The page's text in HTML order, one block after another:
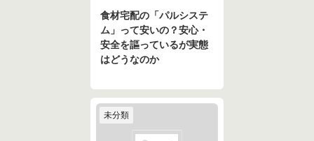
食材宅配の「パルシステ
ム」って安いの？安心・
安全を謳っているが実態
はどうなのか
未分類